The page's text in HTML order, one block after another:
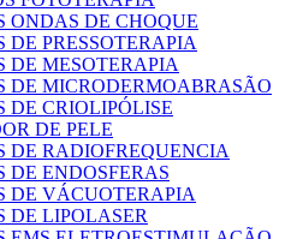
ONDAS DE CHOQUE
PRESSOTERAPIA
DE MESOTERAPIA
DE MICRODERMOABRASÃO
DE CRIOLIPÓLISE
DE PELE
DE RADIOFREQUENCIA
DE ENDOSFERAS
DE VÁCUOTERAPIA
DE LIPOLASER